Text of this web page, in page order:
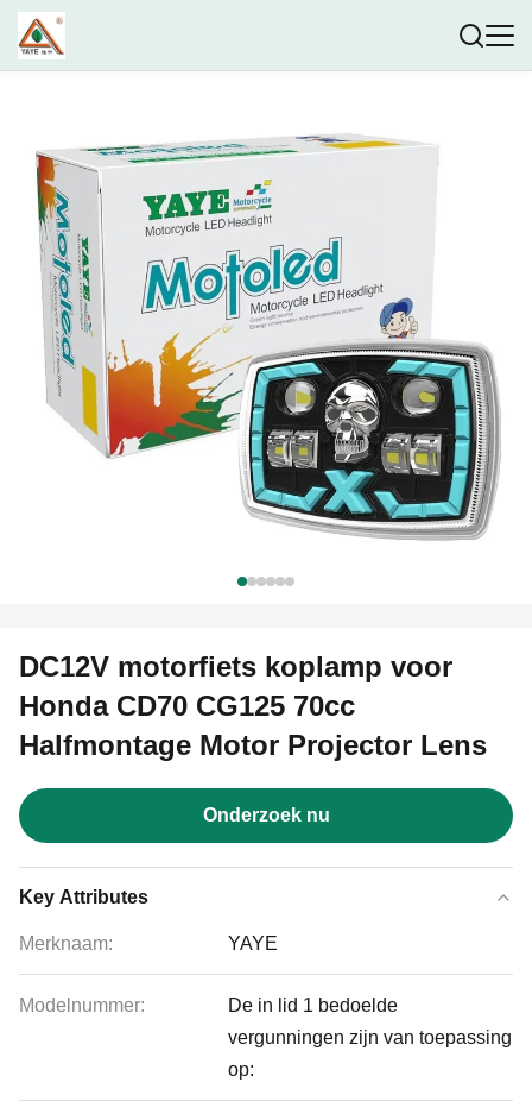
DC12V motorfiets koplamp voor
Honda CD70 CG125 70cc
Halfmontage Motor Projector Lens
Onderzoek nu
Key Attributes
Merknaam: YAYE
Modelnummer:
De in lid 1 bedoelde
vergunningen zijn van toepassing
op: